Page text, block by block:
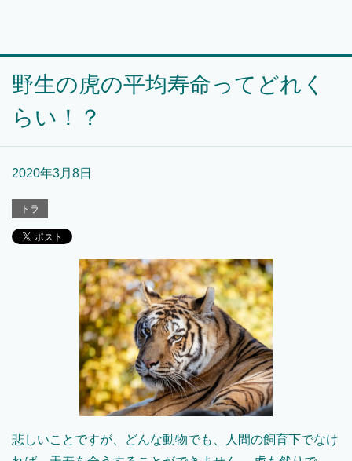
野生の虎の平均寿命ってどれく
らい！？
2020年3月8日
トラ
悲しいことですが、どんな動物でも、人間の飼育下でなけ